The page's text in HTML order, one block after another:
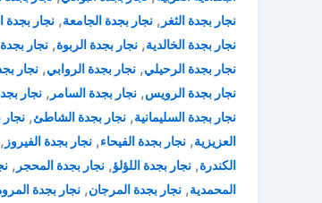
نجار بجدة الثغر , نجار بجدة الجامعة, نجار بجدة
نجار بجدة الخالدية, نجار بجدة الربوة, نجار
نجار بجدة الرحيلي, نجار بجدة الروابي, نجار
نجار بجدة الرويس, نجار بجدة السامر , نجار
نجار بجدة السليمانية, نجار بجدة الشاطئ, نجار
العزيزية, نجار بجدة الفيحاء, نجار بجدة الفيروز ,
الكندرة, نجار بجدة اللؤلؤ, نجار بجدة المحجر ,
المحمدية, نجار بجدة المرجان, نجار بجدة